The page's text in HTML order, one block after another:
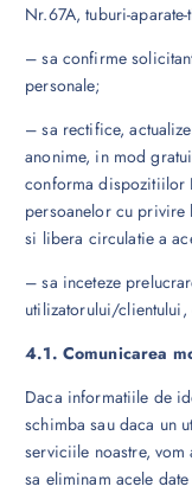
Nr.67A, tuburi-
– sa confirme
personale;
– sa rectifice,
anonime, in mod
conforma dispozitiilor
persoanelor cu privire
si libera circulatie a
– sa inceteze
utilizatorului/clientului,
4.1. Comunicarea
Daca informatiile de
schimba sau daca un
serviciile noastre, vom
sa eliminam acele